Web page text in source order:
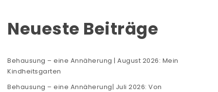
Neueste Beiträge
Behausung – eine Annäherung | August 2026: Mein
Kindheitsgarten
Behausung – eine Annäherung| Juli 2026: Von